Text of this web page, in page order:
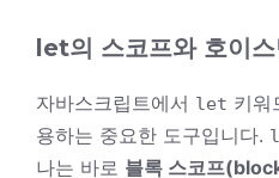
let의 스코프와 호이스
자바스크립트에서 let 키워
용하는 중요한 도구입니다.
나는 바로 블록 스코프